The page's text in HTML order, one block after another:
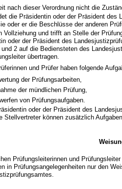
nach dieser Verordnung nicht die
die Präsidentin oder der Präsident des
oder er die Beschlüsse der anderen
Vollziehung und trifft an Stelle der
oder der Präsident des
2 auf die Bediensteten des
übertragen.
und Prüfer haben folgende
der Prüfungsarbeiten,
der mündlichen Prüfung,
von Prüfungsaufgaben.
oder der Präsident des
Stellvertreter können zusätzlich
Prüfungsleiterinnen und
in Prüfungsangelegenheiten nur den